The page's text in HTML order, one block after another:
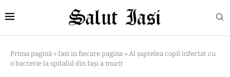
Prima pagină » Iasi in fiecare pagina » Al șaptelea copil infectat cu
o bacterie la spitalul din Iași a murit